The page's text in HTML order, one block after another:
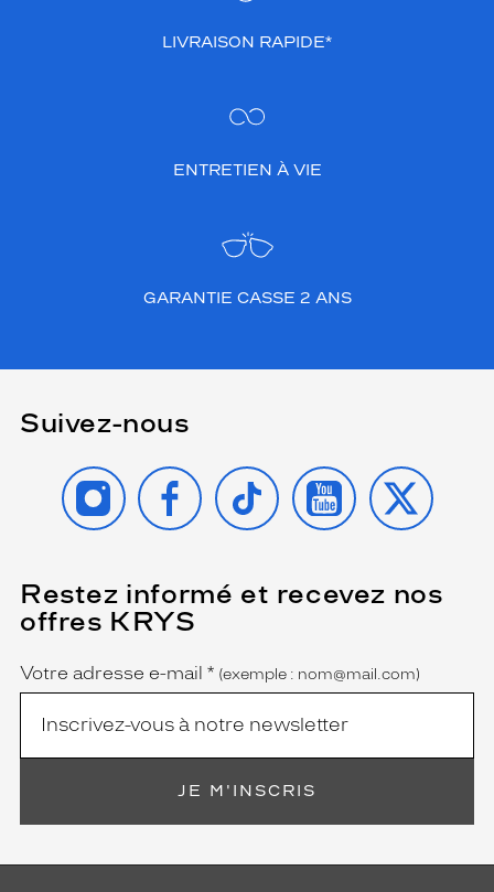
LIVRAISON RAPIDE*
ENTRETIEN À VIE
GARANTIE CASSE 2 ANS
Suivez-nous
INSTAGRAMFACEBOOK
TIKTOK YOUTUBE
X
Restez informé et recevez nos
offres KRYS
Name
Votre adresse e-mail *
(Ce
champ
est
obligatoire)
(exemple : nom@mail.com)
JE M'INSCRIS